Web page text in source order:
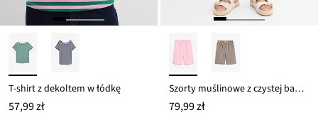
T-shirt z dekoltem w łódkę
57,99 zł
Szorty muślinowe z czystej bawełny
79,99 zł